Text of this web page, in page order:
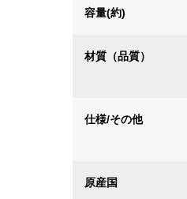
容量(約)
材質（品質）
仕様/その他
原産国